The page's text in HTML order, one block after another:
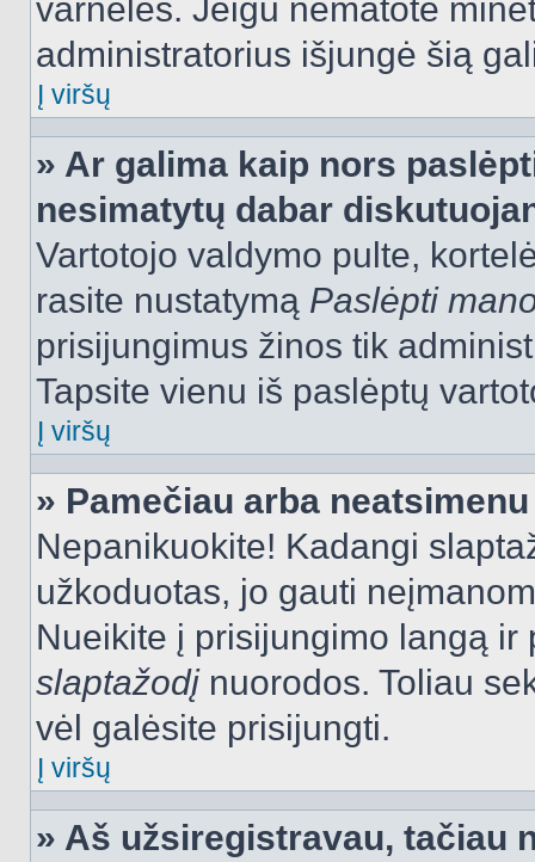
varneles. Jeigu nematote
administratorius išjungė šią
Į viršų
» Ar galima kaip nors
nesimatytų dabar
Vartotojo valdymo pulte,
rasite nustatymą Paslėpti
prisijungimus žinos tik
Tapsite vienu iš paslėptų
Į viršų
» Pamečiau arba
Nepanikuokite! Kadangi
užkoduotas, jo gauti
Nueikite į prisijungimo langą
slaptažodįnuorodos. Toliau
vėl galėsite prisijungti.
Į viršų
» Aš užsiregistravau, tačiau